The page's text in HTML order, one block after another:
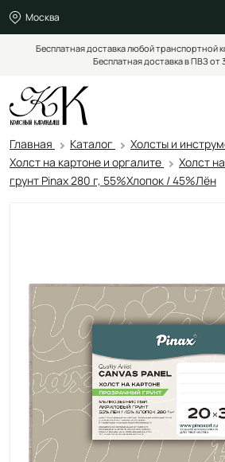
Москва
Бесплатная доставка любой транспортной
Бесплатная доставка в ПВЗ от
Главная Каталог
Холсты и
Холст на картоне и оргалите
Холст
грунт Pinax 280 г, 55%Хлопок / 45%Лён